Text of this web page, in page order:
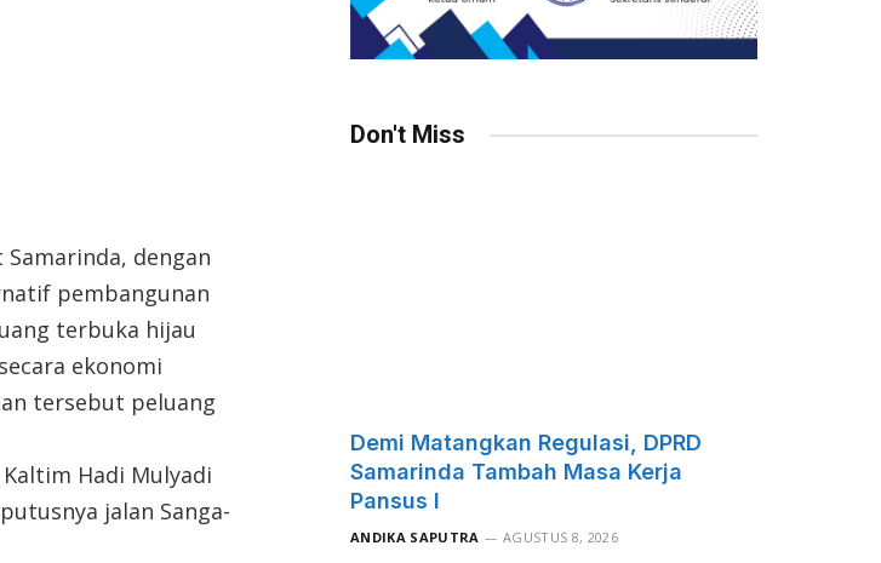
dengan
pembangunan
terbuka hijau
ekonomi
tersebut peluang
Hadi Mulyadi
jalan Sanga-
Don't Miss
Demi Matangkan Regulasi, DPRD
Samarinda Tambah Masa Kerja
Pansus I
ANDIKA SAPUTRA AGUSTUS 8, 2026